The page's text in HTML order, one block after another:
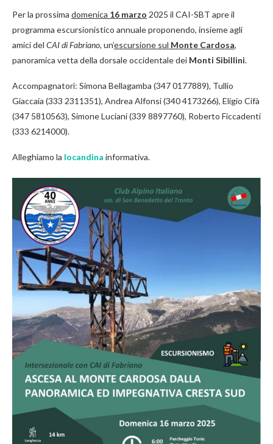
Per la prossima domenica 16 marzo 2025 il CAI-SBT apre il
programma escursionistico annuale proponendo, insieme agli
amici del CAI di Fabriano, un’escursione sul Monte Cardosa,
panoramica vetta della dorsale occidentale dei Monti Sibillini.
Accompagnatori: Simona Bellagamba (347 0177889), Tullio
Giaccaia (333 2311351), Andrea Alfonsi (340 4173266), Eligio Cifà
(347 5810563), Simone Luciani (339 8897760), Roberto Ficcadenti
(333 6214000).
Alleghiamo la locandina informativa.